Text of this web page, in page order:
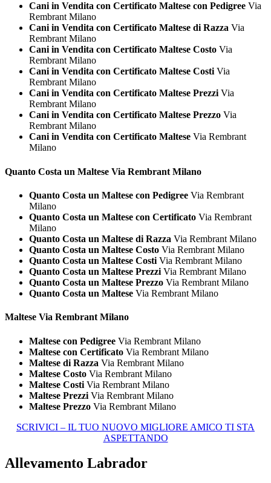
Cani in Vendita con Certificato Maltese con Pedigree Via
Rembrant Milano
Cani in Vendita con Certificato Maltese di Razza Via
Rembrant Milano
Cani in Vendita con Certificato Maltese Costo Via
Rembrant Milano
Cani in Vendita con Certificato Maltese CostiVia
Rembrant Milano
Cani in Vendita con Certificato Maltese PrezziVia
Rembrant Milano
Cani in Vendita con Certificato Maltese Prezzo Via
Rembrant Milano
Cani in Vendita con Certificato Maltese Via Rembrant
Milano
Quanto Costa un Maltese Via Rembrant Milano
Quanto Costa un Maltese con Pedigree Via Rembrant
Milano
Quanto Costa un Maltese con Certificato Via Rembrant
Milano
Quanto Costa un Maltese di Razza Via Rembrant Milano
Quanto Costa un Maltese Costo Via Rembrant Milano
Quanto Costa un Maltese Costi Via Rembrant Milano
Quanto Costa un Maltese Prezzi Via Rembrant Milano
Quanto Costa un Maltese Prezzo Via Rembrant Milano
Quanto Costa un Maltese Via Rembrant Milano
Maltese Via Rembrant Milano
Maltese con Pedigree Via Rembrant Milano
Maltese con Certificato Via Rembrant Milano
Maltese di Razza Via Rembrant Milano
Maltese Costo Via Rembrant Milano
Maltese Costi Via Rembrant Milano
Maltese Prezzi Via Rembrant Milano
Maltese Prezzo Via Rembrant Milano
SCRIVICI – IL TUO NUOVO MIGLIORE AMICO TI STA
ASPETTANDO
Allevamento Labrador